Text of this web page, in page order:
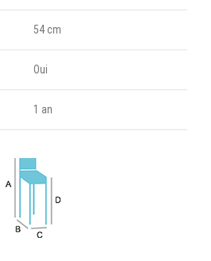
54 cm
Oui
1 an